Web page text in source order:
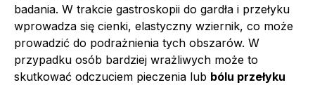
badania. W trakcie gastroskopii do gardła i przełyku
wprowadza się cienki, elastyczny wziernik, co może
prowadzić do podrażnienia tych obszarów. W
przypadku osób bardziej wrażliwych może to
skutkować odczuciem pieczenia lub bólu przełyku